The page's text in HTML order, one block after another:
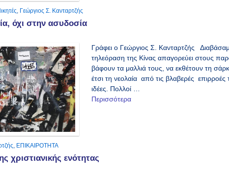
Γεώργιος Σ. Κανταρτζής
όχι στην ασυδοσία
Γράφει o Γεώργιος Σ. Κανταρτζής
τηλεόραση της Κίνας απαγορεύει στους
βάφουν τα μαλλιά τους, να εκθέτουν τη
έτσι τη νεολαία από τις βλαβερές επιρροές
ιδέες. Πολλοί …
Περισσότερα
ΕΠΙΚΑΙΡΟΤΗΤΑ
χριστιανικής ενότητας